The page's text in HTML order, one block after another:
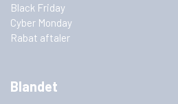
Black Friday
Cyber Monday
Rabat aftaler
Blandet